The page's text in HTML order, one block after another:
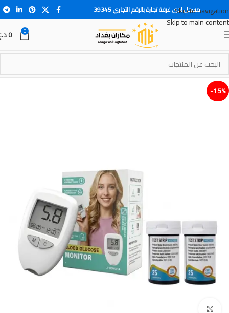
Skip to navigation
Skip to main content
مسجل لدى غرفة تجارة بالرقم التجاري 39345
0
0
15%-